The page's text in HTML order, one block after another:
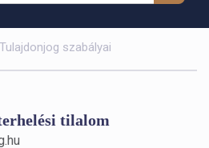
Tulajdonjog szabályai
tilalom